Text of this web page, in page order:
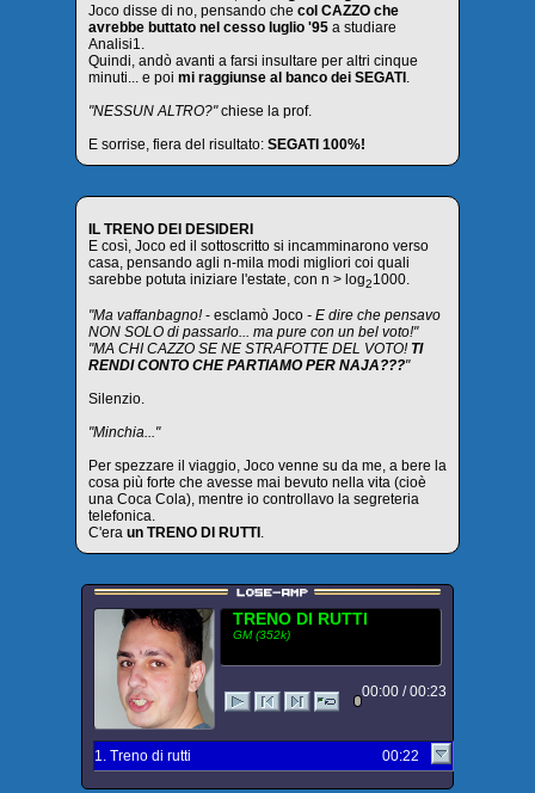
Joco disse di no, pensando che col CAZZO che
avrebbe buttato nel cesso luglio '95 a studiare
Analisi1.
Quindi, andò avanti a farsi insultare per altri cinque
minuti... e poi mi raggiunse al banco dei SEGATI.
"NESSUN ALTRO?"chiese la prof.
E sorrise, fiera del risultato: SEGATI 100%!
IL TRENO DEI DESIDERI
E così, Joco ed il sottoscritto si incamminarono verso
casa, pensando agli n-mila modi migliori coi quali
sarebbe potuta iniziare l'estate, con n > log21000.
"Ma vaffanbagno!- esclamò Joco - E dire che pensavo
NON SOLO di passarlo... ma pure con un bel voto!"
"MA CHI CAZZO SE NE STRAFOTTE DEL VOTO! TI
RENDI CONTO CHE PARTIAMO PER NAJA???"
Silenzio.
"Minchia..."
Per spezzare il viaggio, Joco venne su da me, a bere la
cosa più forte che avesse mai bevuto nella vita (cioè
una Coca Cola), mentre io controllavo la segreteria
telefonica.
C'era un TRENO DI RUTTI .
TRENO DI RUTTI
GM (352k)
00:00 / 00:23
1. Treno di rutti 00:22